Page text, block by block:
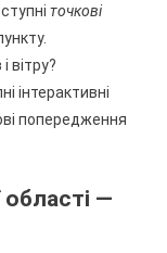
точкові
вітру?
інтерактивні
попередження
області —